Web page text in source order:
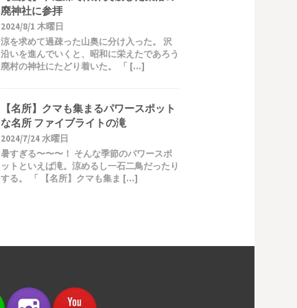
廃神社に参拝
2024/8/1 木曜日
涼を求めて過疎った山奥に分け入った。 沢
沿いを進んでいくと、昭和に栄えたであろう
廃村の神社にたどり着いた。 「 […]
【名所】クマも集まるパワースポット
な名所 ファイブライトの滝
2024/7/24 水曜日
暑すぎる〜〜〜！ そんな季節のパワースポ
ットといえば滝。涼めるし一石二鳥だったり
する。 「 【名所】クマも集ま […]